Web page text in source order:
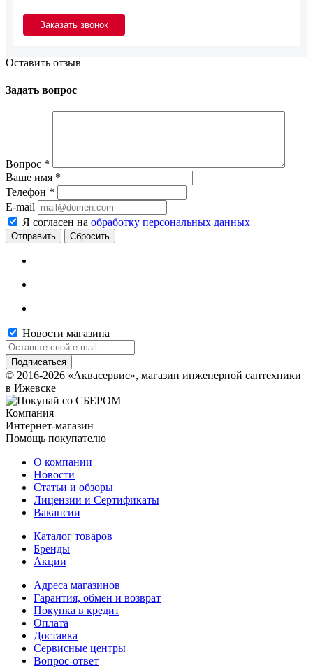
Оставить отзыв
Задать вопрос
Вопрос *
Ваше имя *
Телефон *
E-mail
Я согласен на обработку персональных данных
Сбросить
Новости магазина
© 2016-2026 «Аквасервис», магазин инженерной сантехники
в Ижевске
Компания
Интернет-магазин
Помощь покупателю
О компании
Новости
Статьи и обзоры
Лицензии и Сертификаты
Вакансии
Каталог товаров
Бренды
Акции
Адреса магазинов
Гарантия, обмен и возврат
Покупка в кредит
Оплата
Доставка
Сервисные центры
Вопрос-ответ